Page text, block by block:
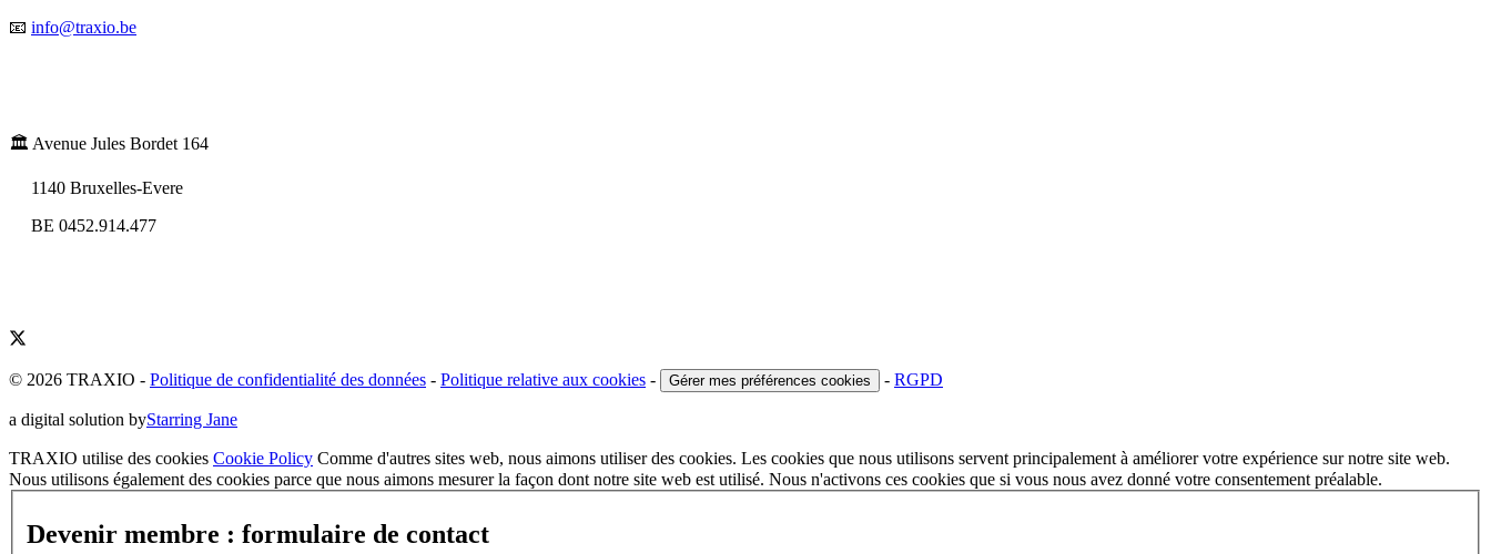
📧 info@traxio.be
🏛️ Avenue Jules Bordet 164
1140 Bruxelles-Evere
BE 0452.914.477
© 2026 TRAXIO - Politique de confidentialité des données - Politique relative aux cookies - Gérer mes préférences cookies - RGPD
a digital solution byStarring Jane
TRAXIO utilise des cookies Cookie Policy Comme d'autres sites web, nous aimons utiliser des cookies. Les cookies que nous utilisons servent principalement à améliorer votre expérience sur notre site web.
Nous utilisons également des cookies parce que nous aimons mesurer la façon dont notre site web est utilisé. Nous n'activons ces cookies que si vous nous avez donné votre consentement préalable.
Devenir membre : formulaire de contact